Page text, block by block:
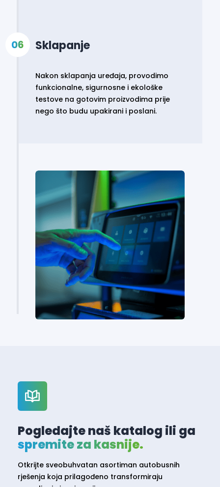
Sklapanje
Nakon sklapanja uređaja, provodimo
funkcionalne, sigurnosne i ekološke
testove na gotovim proizvodima prije
nego što budu upakirani i poslani.
Pogledajte naš katalog ili ga
spremite za kasnije.
Otkrijte sveobuhvatan asortiman autobusnih
rješenja koja prilagođeno transformiraju